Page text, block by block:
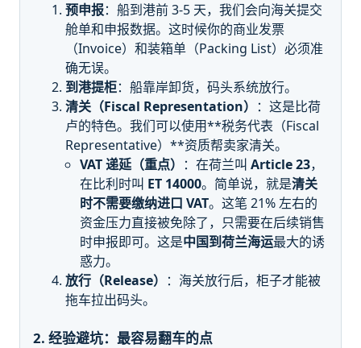
预申报：船到港前 3-5 天，我们会向海关提交
舱单和申报数据。这时候你的商业发票
（Invoice）和装箱单（Packing List）必须准
确无误。
到港提柜：船靠岸卸货，码头系统放行。
清关（Fiscal Representation） ：这是比荷
卢的特色。我们可以使用**税务代表（Fiscal
Representative）**资质帮卖家清关。
VAT 递延（重点） ：在荷兰叫Article 23，
在比利时叫 ET 14000。简单说，就是清关
时不需要缴纳进口 VAT。这笔 21% 左右的
资金压力直接被免除了，只需要在后续销售
时申报即可。这是中国到荷兰海运最大的诱
惑力。
放行（Release） ：海关放行后，柜子才能被
拖车拉出码头。
2. 经验避坑：最容易翻车的点